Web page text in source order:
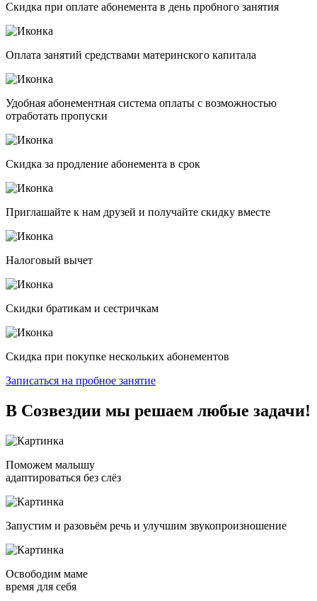
Скидка при оплате абонемента в день пробного занятия
Оплата занятий средствами материнского капитала
Удобная абонементная система оплаты с возможностью
отработать пропуски
Скидка за продление абонемента в срок
Приглашайте к нам друзей и получайте скидку вместе
Налоговый вычет
Скидки братикам и сестричкам
Скидка при покупке нескольких абонементов
Записаться на пробное занятие
В Созвездии мы решаем любые задачи!
Поможем малышу
адаптироваться без слёз
Запустим и разовьём речь и улучшим звукопроизношение
Освободим маме
время для себя